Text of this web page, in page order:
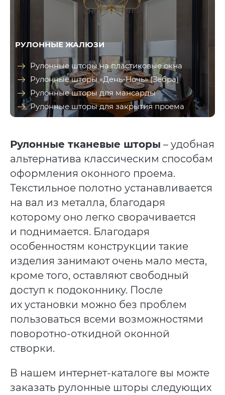
РУЛОННЫЕ ЖАЛЮЗИ
Рулонные шторы на пластиковые окна
Рулонные шторы «День-Ночь» (Зебра)
Рулонные шторы для мансарды
Рулонные шторы для закрытия проема
Рулонные тканевые шторы – удобная
альтернатива классическим способам
оформления оконного проема.
Текстильное полотно устанавливается
на вал из металла, благодаря
которому оно легко сворачивается
и поднимается. Благодаря
особенностям конструкции такие
изделия занимают очень мало места,
кроме того, оставляют свободный
доступ к подоконнику. После
их установки можно без проблем
пользоваться всеми возможностями
поворотно-откидной оконной
створки.
В нашем интернет-каталоге вы можте
заказать рулонные шторы следующих